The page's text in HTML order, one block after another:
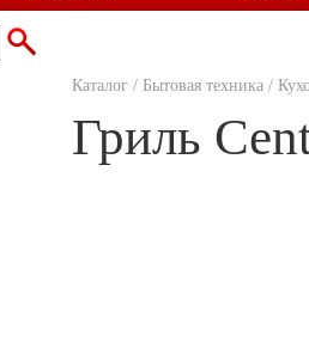
Каталог / Бытовая техника /
Гриль